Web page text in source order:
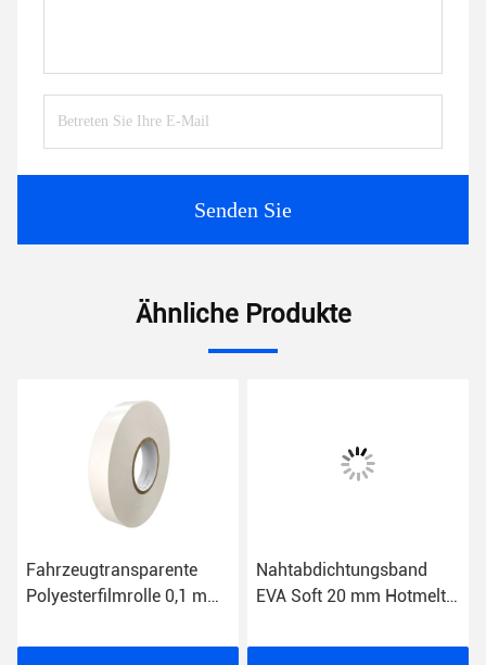
Senden Sie
Ähnliche Produkte
Fahrzeugtransparente
Polyesterfilmrolle 0,1 mm
Nahtabdichtungsband
EVA Soft 20 mm Hotmelt-
Laminat